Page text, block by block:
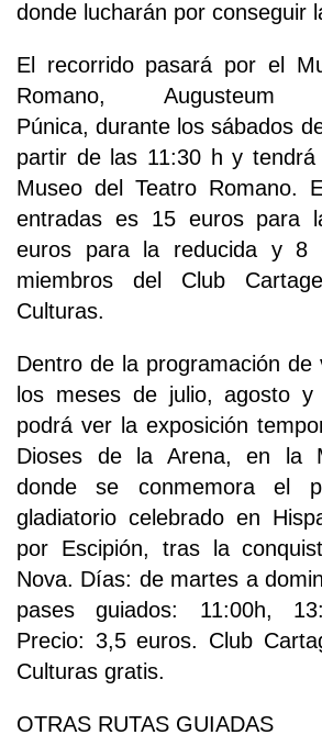
donde lucharán por conseguir
El recorrido pasará por el
Romano,
Púnica, durante los sábados
partir de las 11:30 h y tendrá
Museo del Teatro Romano.
entradas es 15 euros para
euros para la reducida y 8
miembros del Club
Culturas.
Dentro de la programación de
los meses de julio, agosto y
podrá ver la exposición
Dioses de la Arena, en la
donde se conmemora el
gladiatorio celebrado en
por Escipión, tras la
Nova. Días: de martes a
pases guiados: 11:00h,
Precio: 3,5 euros. Club
Culturas gratis.
OTRAS RUTAS GUIADAS